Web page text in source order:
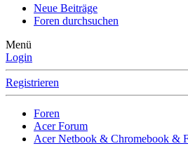
Neue Beiträge
Foren durchsuchen
Menü
Login
Registrieren
Foren
Acer Forum
Acer Netbook & Chromebook &